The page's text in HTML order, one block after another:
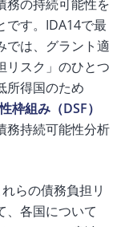
務の持続可能性を
です。IDA14で最
では、グラント適
リスク」のひとつ
所得国のため
枠組み（DSF）
務持続可能性分析
らの債務負担リ
、各国について